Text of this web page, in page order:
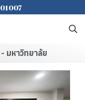
มหาวิทยาลัย